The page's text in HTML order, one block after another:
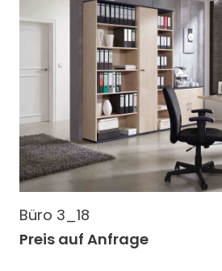
Büro 3_18
Preis auf Anfrage